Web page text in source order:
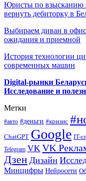
Юристы по взысканию
вернуть дебиторку в
Выбираем диван в
ожидания и приемной
История технологии
современных машин
Digital-рынки
Исследование и
Метки
#авто #деньги #кризис
ChatGPT Google IT-
Telegram VK VK
Дзен Дизайн
Минцифры Нейросети